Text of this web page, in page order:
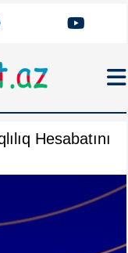
Hesabatını